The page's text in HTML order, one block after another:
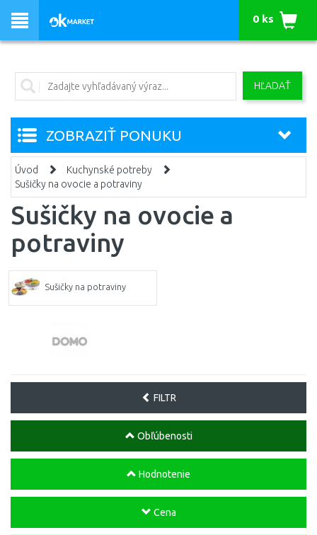
HĽADAŤ
0 ks
ZOBRAZIŤ PONUKU
Úvod
Kuchynské potreby
Sušičky na ovocie a potraviny
Sušičky na ovocie a
potraviny
Sušičky na potraviny
FILTR
Obľúbenosti
Hodnotenie
Cena